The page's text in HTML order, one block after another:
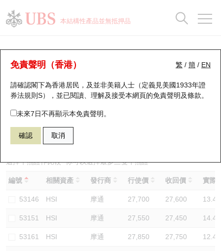
本結構性產品並無抵押品
繁 / 簡 / EN
免責聲明（香港）
請確認閣下為香港居民，及並非美籍人士（定義見美國1933年證
券法規則S），並已閱讀、理解及接受本網頁的免責聲明及條款。
未來7日不再顯示本免責聲明。
確認 取消
牛熊證分析儀
表現 街貨統計 比較
58921 瑞銀熊證 HSI 恒生指數
選擇牛熊證作比較 *你可以選擇最多三隻牛熊證
編號 相關資產 發行商 行使價 收回價 實際
53146 HSI 摩通 27,700 27,600 13.4
53151 HSI 摩通 27,550 27,450 14.4
53161 HSI 摩通 27,850 27,750 12.4
瑞銀認股證一覽
新發行瑞銀認股證
即將到期認股證
認股證到期結算價查詢
認股證分析儀
認股證速算機
認股證/牛熊證日誌
街貨統計
比較
牛熊全景快搜
牛熊證搜尋
牛熊證街貨分佈圖
正股牛熊證列表
新發行瑞銀牛熊證
已收回牛熊證剩餘價值
牛熊證到期結算價查詢
街貨統計
比較
十大升幅/跌幅
十大認股證成交分佈
十天股證佔大市成交
資金流
街貨統計
三十大平均引伸波幅
正股分析儀
二十大活躍股份
恒指成份股
國指成份股
科指成份股
相關資產沽空
中資ETFs溢價比較
持股比重
顯示所有持股比重
每月輪證大市專題
輪證專欄
講座及教育短片
認股證投資者教育
牛熊證投資者教育
認股證牛熊證常問問題